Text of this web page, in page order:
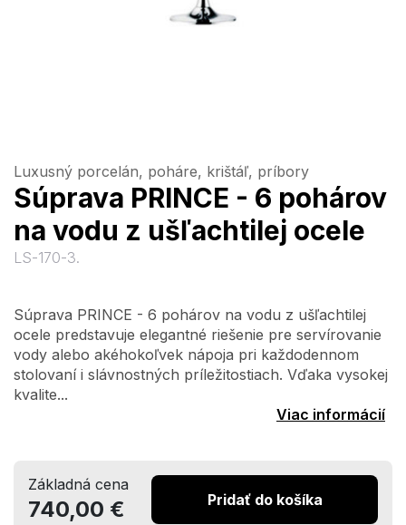
Luxusný porcelán, poháre, krištáľ, príbory
Súprava PRINCE - 6 pohárov
na vodu z ušľachtilej ocele
LS-170-3.
Súprava PRINCE - 6 pohárov na vodu z ušľachtilej
ocele predstavuje elegantné riešenie pre servírovanie
vody alebo akéhokoľvek nápoja pri každodennom
stolovaní i slávnostných príležitostiach. Vďaka vysokej
kvalite...
Viac informácií
Základná cena
740,00 € Pridať do košíka